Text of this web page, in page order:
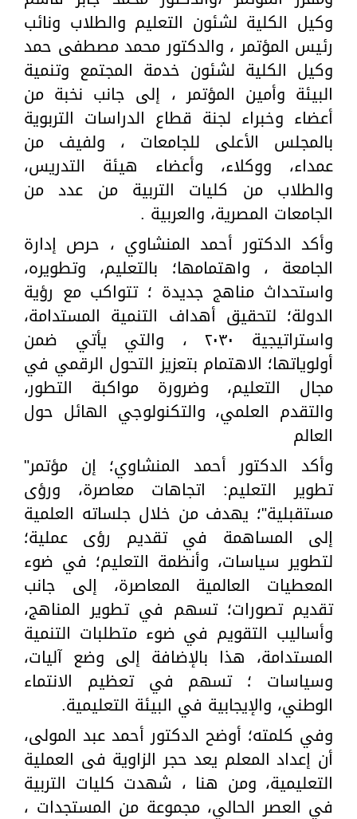
وكيل الكلية لشئون التعليم والطلاب ونائب
رئيس المؤتمر ، والدكتور محمد مصطفى حمد
وكيل الكلية لشئون خدمة المجتمع وتنمية
البيئة وأمين المؤتمر ، إلى جانب نخبة من
أعضاء وخبراء لجنة قطاع الدراسات التربوية
بالمجلس الأعلى للجامعات ، ولفيف من
عمداء، ووكلاء، وأعضاء هيئة التدريس،
والطلاب من كليات التربية من عدد من
الجامعات المصرية، والعربية .
وأكد الدكتور أحمد المنشاوي ، حرص إدارة
الجامعة ، واهتمامها؛ بالتعليم، وتطويره،
واستحداث مناهج جديدة ؛ تتواكب مع رؤية
الدولة؛ لتحقيق أهداف التنمية المستدامة،
واستراتيجية ٢٠٣٠ ، والتي يأتي ضمن
أولوياتها؛ الاهتمام بتعزيز التحول الرقمي في
مجال التعليم، وضرورة مواكبة التطور،
والتقدم العلمي، والتكنولوجي الهائل حول
العالم
وأكد الدكتور أحمد المنشاوي؛ إن مؤتمر"
تطوير التعليم: اتجاهات معاصرة، ورؤى
مستقبلية"؛ يهدف من خلال جلساته العلمية
إلى المساهمة في تقديم رؤى عملية؛
لتطوير سياسات، وأنظمة التعليم؛ في ضوء
المعطيات العالمية المعاصرة، إلى جانب
تقديم تصورات؛ تسهم في تطوير المناهج،
وأساليب التقويم في ضوء متطلبات التنمية
المستدامة، هذا بالإضافة إلى وضع آليات،
وسياسات ؛ تسهم في تعظيم الانتماء
الوطني، والإيجابية في البيئة التعليمية.
وفي كلمته؛ أوضح الدكتور أحمد عبد المولى،
أن إعداد المعلم يعد حجر الزاوية فى العملية
التعليمية، ومن هنا ، شهدت كليات التربية
في العصر الحالي، مجموعة من المستجدات ،